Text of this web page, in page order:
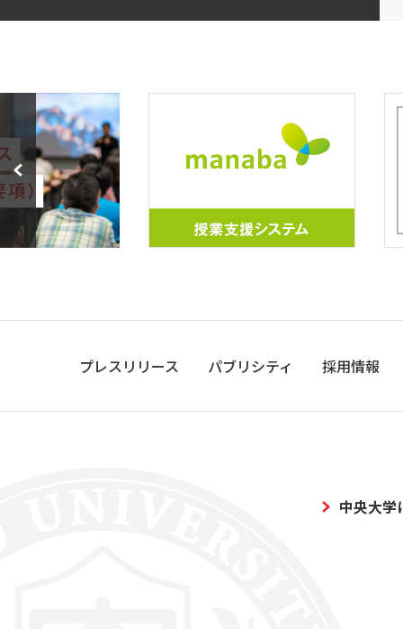
プレスリリース パブリシティ 採用情報
中央大学